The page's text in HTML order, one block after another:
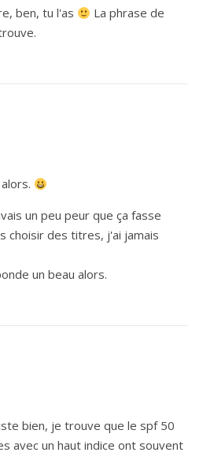
ben, tu l'as
La phrase de
un peu peur que ça fasse
choisir des titres, j'ai jamais
un beau alors.
bien, je trouve que le spf 50
avec un haut indice ont souvent